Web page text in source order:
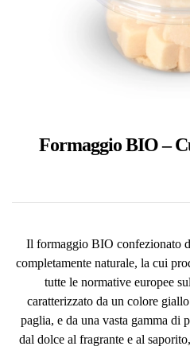
Formaggio BIO –
Il formaggio BIO confezionato
completamente naturale, la cui
tutte le normative europee
caratterizzato da un colore
paglia, e da una vasta gamma di
dal dolce al fragrante e al